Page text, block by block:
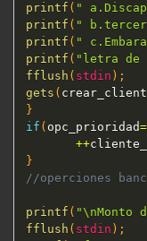
printf ( "
printf ( "
printf ( "
printf ( "letra de
fflush ( stdin ) ;
gets (
}
if ( opc_prioridad
++
}
//operciones
printf ( "\nMonto
fflush ( stdin ) ;